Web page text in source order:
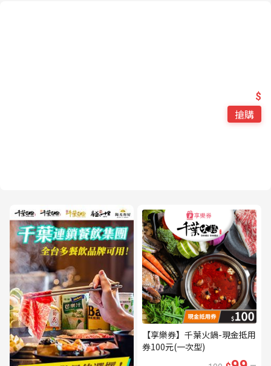
$
搶購
【享樂券】千葉火鍋-現金抵用
券100元(一次型)